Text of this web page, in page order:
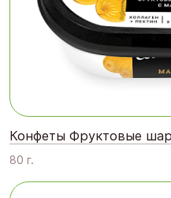
Конфеты Фруктовые
80 г.